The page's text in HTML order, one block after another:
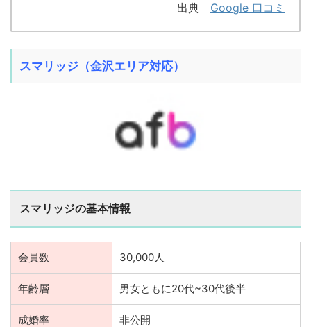
出典 Google 口コミ
スマリッジ（金沢エリア対応）
スマリッジの基本情報
会員数 30,000人
年齢層 男女ともに20代~30代後半
成婚率 非公開